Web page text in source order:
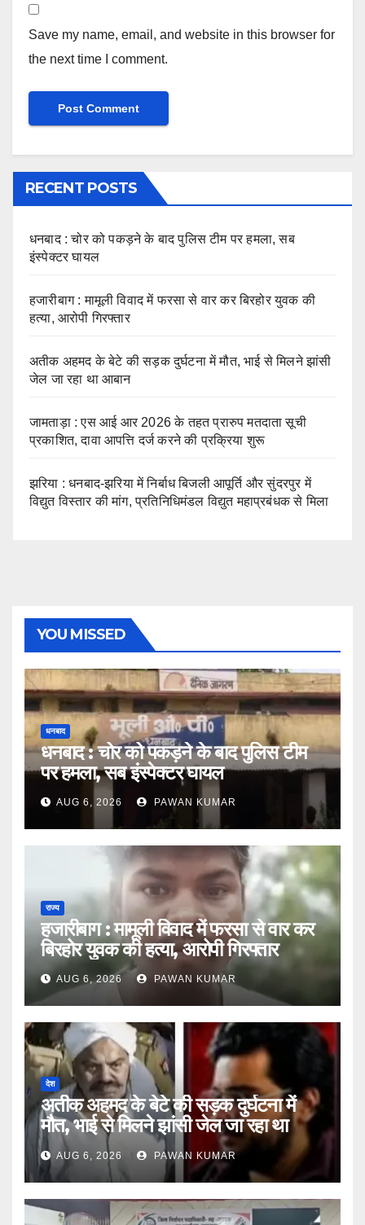
Save my name, email, and website in this browser for
the next time I comment.
RECENT POSTS
धनबाद : चोर को पकड़ने के बाद पुलिस टीम पर हमला, सब
इंस्पेक्टर घायल
हजारीबाग : मामूली विवाद में फरसा से वार कर बिरहोर युवक की
हत्या, आरोपी गिरफ्तार
अतीक अहमद के बेटे की सड़क दुर्घटना में मौत, भाई से मिलने झांसी
जेल जा रहा था आबान
जामताड़ा : एस आई आर 2026 के तहत प्रारुप मतदाता सूची
प्रकाशित, दावा आपत्ति दर्ज करने की प्रक्रिया शुरू
झरिया : धनबाद-झरिया में निर्बाध बिजली आपूर्ति और सुंदरपुर में
विद्युत विस्तार की मांग, प्रतिनिधिमंडल विद्युत महाप्रबंधक से मिला
YOU MISSED
धनबाद
धनबाद : चोर को पकड़ने के बाद पुलिस टीम
पर हमला, सब इंस्पेक्टर घायल
AUG 6, 2026 PAWAN KUMAR
राज्य
हजारीबाग : मामूली विवाद में फरसा से वार कर
बिरहोर युवक की हत्या, आरोपी गिरफ्तार
AUG 6, 2026 PAWAN KUMAR
देश
अतीक अहमद के बेटे की सड़क दुर्घटना में
मौत, भाई से मिलने झांसी जेल जा रहा था
आबान
AUG 6, 2026 PAWAN KUMAR